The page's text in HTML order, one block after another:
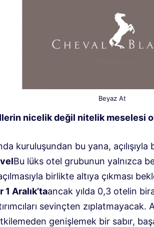
Beyaz At
nicelik değil nitelik meselesi
kuruluşundan bu yana, açılışıyla
Bu lüks otel grubunun yalnızca
birlikte altıya çıkması
Aralık’taancak yılda 0,3 otelin
sevinçten zıplatmayacak.
genişlemek bir sabır,